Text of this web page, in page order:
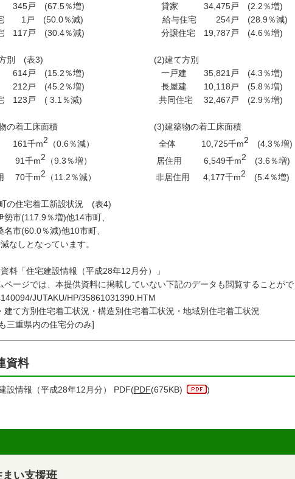
345戸 (67.5％増) 貸家 34,475戸 (2.2％
宅 1戸 (50.0％減) 給与住宅 254戸 (28.9％
宅 117戸 (30.4％減) 分譲住宅 19,787戸 (4.6％増
て方別 (表3) (2)建て方別
614戸 (15.2％増) 一戸建 35,821戸 (4.3％
212戸 (45.2％増) 長屋建 10,118戸 (5.8％
宅 123戸 ( 3.1％減) 共同住宅 32,467戸 (2.9％増
築物の着工床面積 (3)建築物の着工床面積
千m2 （0.6％減） 全体 10,725千m2 (4.3
91千m2 （9.3％増） 居住用 6,549千m2 (3.6％
70千m2 （11.2％減） 非居住用 4,177千m2 (5.4％
町の住宅着工新設状況 (表4)
勢市(117.9％増)他14市町、
名市(60.0％減)他10市町、
なしとなっています。
料「住宅建設情報（平成28年12月分）」
ページでは、本提供資料に掲載していない下記のデータも閲覧する
JUTAKU/HP/35861031390.HTM
建て方別住宅着工状況・構造別住宅着工状況・地域別住宅着工状況
三重県内の住宅分のみ]
資料
設情報（平成28年12月分） PDF(PDF(675KB) )
い支援班